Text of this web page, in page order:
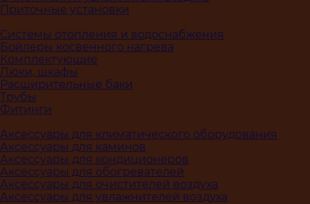
Приточные установки
Системы отопления и водоснабжения
Бойлеры косвенного нагрева
Комплектующие
Люки, шкафы
Расширительные баки
Трубы
Фитинги
Аксессуары для климатического оборудования
Аксессуары для каминов
Аксессуары для кондиционеров
Аксессуары для обогревателей
Аксессуары для очистителей воздуха
Аксессуары для увлажнителей воздуха